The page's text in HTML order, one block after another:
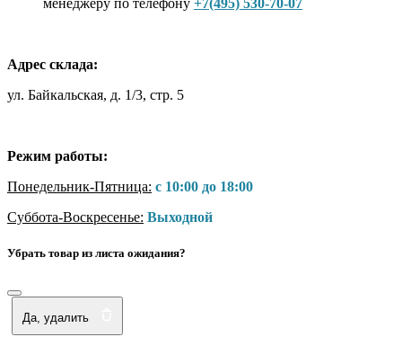
менеджеру по телефону +7(495) 530-70-07
Адрес склада:
ул. Байкальская, д. 1/3, стр. 5
Режим работы:
Понедельник-Пятница: с 10:00 до 18:00
Суббота-Воскресенье: Выходной
Убрать товар из листа ожидания?
Да, удалить